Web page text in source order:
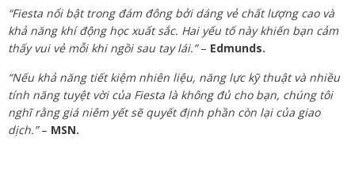
“Fiesta nổi bật trong đám đông bởi dáng vẻ chất lượng cao và
khả năng khí động học xuất sắc. Hai yếu tố này khiến bạn cảm
thấy vui vẻ mỗi khi ngồi sau tay lái.”– Edmunds.
“Nếu khả năng tiết kiệm nhiên liệu, năng lực kỹ thuật và nhiều
tính năng tuyệt vời của Fiesta là không đủ cho bạn, chúng tôi
nghĩ rằng giá niêm yết sẽ quyết định phần còn lại của giao
dịch.”– MSN.